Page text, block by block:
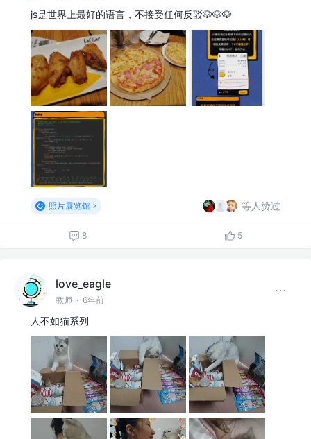
js是世界上最好的语言，不接受任何反驳🐶🐶🐶
照片展览馆 等人赞过
8 5
love_eagle
教师 · 6年前
人不如猫系列